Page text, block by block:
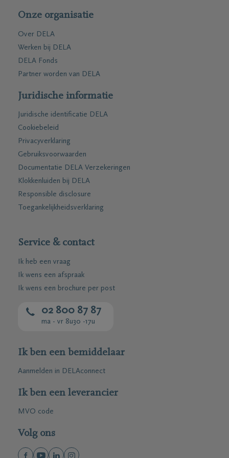
Onze organisatie
Over DELA
Werken bij DELA
DELA Fonds
Partner worden van DELA
Juridische informatie
Juridische identificatie DELA
Cookiebeleid
Privacyverklaring
Gebruiksvoorwaarden
Documentatie DELA Verzekeringen
Klokkenluiden bij DELA
Responsible disclosure
Toegankelijkheidsverklaring
Service & contact
Ik heb een vraag
Ik wens een afspraak
Ik wens een brochure per post
02 800 87 87
ma - vr 8u30 -17u
Ik ben een bemiddelaar
Aanmelden in DELAconnect
Ik ben een leverancier
MVO code
Volg ons